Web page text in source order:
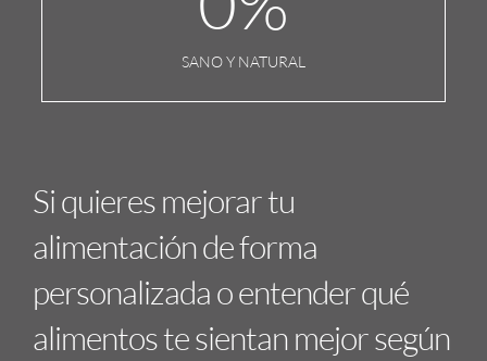
SANO Y NATURAL
Si quieres mejorar tu
alimentación de forma
personalizada o entender qué
alimentos te sientan mejor según